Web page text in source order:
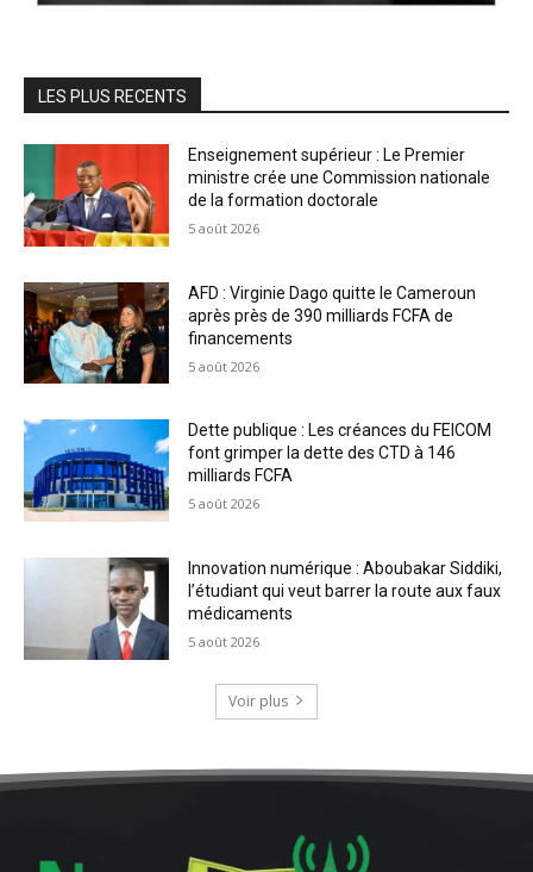
LES PLUS RECENTS
Enseignement supérieur : Le Premier
ministre crée une Commission nationale
de la formation doctorale
5 août 2026
AFD : Virginie Dago quitte le Cameroun
après près de 390 milliards FCFA de
financements
5 août 2026
Dette publique : Les créances du FEICOM
font grimper la dette des CTD à 146
milliards FCFA
5 août 2026
Innovation numérique : Aboubakar Siddiki,
l’étudiant qui veut barrer la route aux faux
médicaments
5 août 2026
Voir plus